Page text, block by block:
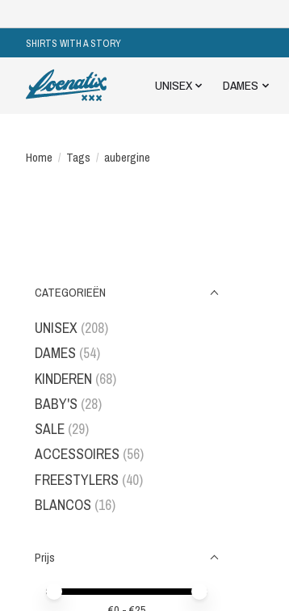
SHIRTS WITH A STORY
UNISEX DAMES
Home / Tags / aubergine
CATEGORIEËN
UNISEX (208)
DAMES (54)
KINDEREN (68)
BABY'S (28)
SALE (29)
ACCESSOIRES (56)
FREESTYLERS (40)
BLANCOS (16)
Prijs
Minimale prijswaarde
Price maximum value